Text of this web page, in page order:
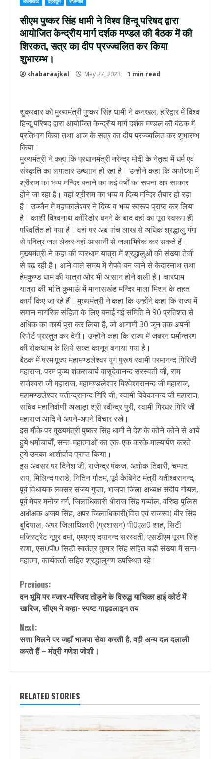
सीएम पुष्कर सिंह धामी ने विश्व हिन्दू परिषद द्वारा
आयोजित केन्द्रीय मार्ग दर्शक मण्डल की बैठक में की
शिरकत, सत्र का दीप प्रज्ज्वलित कर किया
शुभारम्भ।
khabaraajkal May 27, 2023 1 min read
शुक्रवार को मुख्यमंत्री पुष्कर सिंह धामी ने कनखल, हरिद्वार में विश्व
हिन्दू परिषद द्वारा आयोजित केन्द्रीय मार्ग दर्शक मण्डल की बैठक में
प्रतिभाग किया तथा आज के सत्र का दीप प्रज्ज्वलित कर शुभारम्भ
किया।
मुख्यमंत्री ने कहा कि प्रधानमंत्री नरेन्द्र मोदी के नेतृत्व में धर्म एवं
संस्कृति का लगातार उत्थाान हो रहा है। उन्होंने कहा कि अयोध्या में
श्रीराम का भव्य मन्दिर बनाने का कई वर्षों का सपना अब साकार
होने जा रहा है। वहां श्रीराम का भव्य व दिव्य मन्दिर तैयार हो रहा
है। उज्जैन में महाकालेश्वर ने दिव्य व भव्य स्वरूप प्राप्त कर लिया
है। काशी विश्वनाथ कॉरिडोर बनने के बाद वहां का पूरा स्वरूप ही
परिवर्तित हो गया है। वहां पर अब पांच लाख से अधिक श्रद्धालु गंगा
से पवित्र जल लेकर वहां आसानी से जलाभिषेक कर सकते हैं।
मुख्यमंत्री ने कहा की चारधाम यात्रा में श्रद्धालुओं की संख्या तेजी
से बढ़ रही है। आने वाले समय में रोपवे बन जाने से केदारनाथ तथा
हेमकुण्ड धाम की यात्रा और भी आसान होने वाली है। चारधाम
यात्रा की भांति कुमाऊं में मानासखंड मन्दिर माला मिशन के तहत
कार्य किए जा रहे हैं। मुख्यमंत्री ने कहा कि उन्होंने कहा कि राज्य में
समान नागरिक संहिता के लिए बनाई गई समिति ने 90 प्रतिशत से
अधिक का कार्य पूरा कर लिया है, जो आगामी 30 जून तक अपनी
रिपोर्ट प्रस्तुत कर देगी। उन्होंने कहा कि राज्य में जबरन धर्मान्तरण
की रोकथाम के लिये सख्त कानून बनाया गया है।
बैठक में परम पूज्य महामण्डलेश्वर युग पुरूष स्वामी परमानन्द गिरिजी
महाराज, परम पूज्य शंकराचार्य वासुदेवानन्द सरस्वती जी, राम
राजेश्वरा जी महाराज, महामण्डलेश्वर विश्वेश्वरानन्द जी महाराज,
महामण्डलेश्वर यतीन्द्रानन्द गिरि जी, स्वामी विवेकानन्द जी महाराज,
सचिव महानिर्वाणी अखाड़ा श्री रवीन्द्र पुरी, स्वामी गिरधर गिरि जी
महाराज आदि ने अपने-अपने विचार रखे।
इस मौके पर मुख्यमंत्री पुष्कर सिंह धामी ने देश के कोने-कोने से आये
हुये धर्माचार्यों, सन्त-महात्माओं का एक-एक करके माल्यार्पण करते
हुये उनका आशीर्वाद प्राप्त किया।
इस अवसर पर दिनेश जी, राजेन्द्र पंकज, अशोक तिवारी, चम्पत
राय, मिलिन्द पराडे, नितिन गौतम, पूर्व कैबिनेट मंत्री यतीश्वरानन्द,
पूर्व विधायक लक्सर संजय गुप्ता, भाजपा जिला अध्यक्ष संदीप गोयल,
पूर्व मेयर मनोज गर्ग, जिलाधिकारी धीराज सिंह गर्ब्याल, वरिष्ठ पुलिस
अधीक्षक अजय सिंह, अपर जिलाधिकारी(वित्त एवं राजस्व) बीर सिंह
बुदियाल, अपर जिलाधिकारी (प्रशासन) पी0एल0 शाह, सिटी
मजिस्ट्रेट नूपुर वर्मा, एमएनए दयानन्द सरस्वती, एसडीएम पूरण सिंह
राणा, एस0पी0 सिटी स्वतंत्र कुमार सिंह सहित बड़ी संख्या में सन्त-
महात्मा, कार्यकर्ता सहित श्रद्धालुगण उपस्थित रहे।
Continue
Reading
Previous:
वन भूमि पर मजार-मस्जिद तोड़ने के विरुद्ध याचिका हाई कोर्ट में
खारिज, सीएम ने कहा- स्पष्ट गाइडलाइन तय
Next:
सत्ता मिलने पर जहाँ भाजपा सेवा करती है, वही अन्य दल दलाली
करते हैं – मंत्री गणेश जोशी।
RELATED STORIES